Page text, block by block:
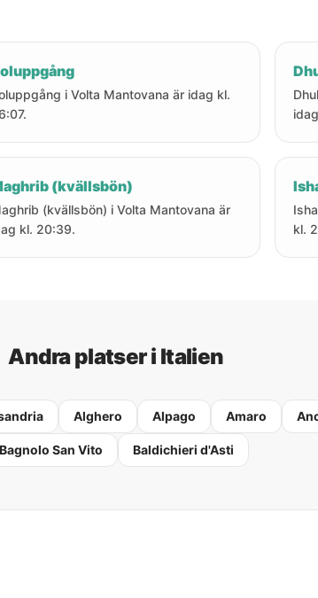
i Volta Mantovana är idag kl.
(kvällsbön)
(kvällsbön) i Volta Mantovana är
kl. 20:39.
kl.
Andra platser i Italien
Alghero Alpago Amaro
Bagnolo San Vito Baldichieri d'Asti